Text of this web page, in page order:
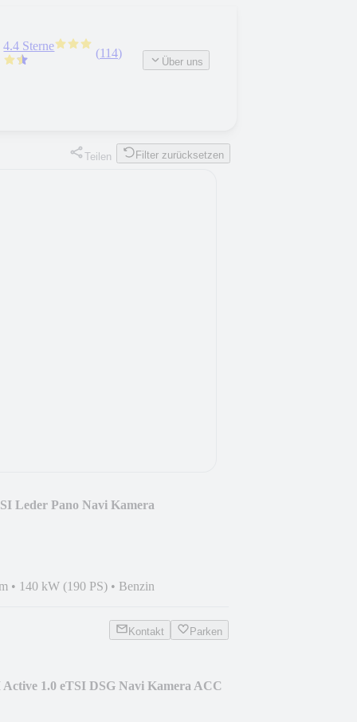
4.4 Sterne
(114)
Über uns
Teilen Filter zurücksetzen
Leder Pano Navi Kamera
• 140 kW (190 PS) • Benzin
Kontakt Parken
1.0 eTSI DSG Navi Kamera ACC